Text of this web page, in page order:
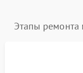
Этапы ремонта